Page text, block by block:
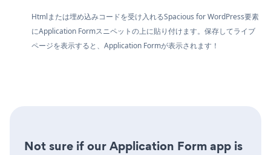
Htmlまたは埋め込みコードを受け入れるSpacious for WordPress要素
にApplication Formスニペットの上に貼り付けます。保存してライブ
ページを表示すると、Application Formが表示されます！
Not sure if our Application Form app is